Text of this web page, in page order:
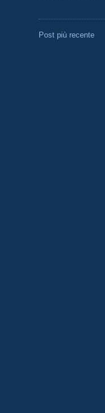
Post più recente